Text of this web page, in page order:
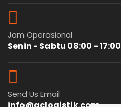
Jam Operasional
Senin - Sabtu 08:00 - 17:00
Send Us Email